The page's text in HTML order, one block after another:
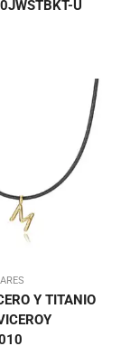
U
Y TITANIO